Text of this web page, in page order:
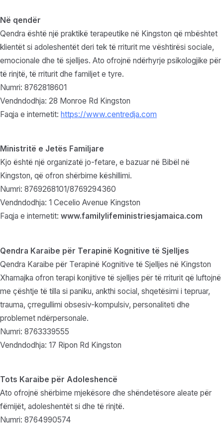
Në qendër
Qendra është një praktikë terapeutike në Kingston që mbështet
klientët si adoleshentët deri tek të rriturit me vështirësi sociale,
emocionale dhe të sjelljes. Ato ofrojnë ndërhyrje psikologjike për
të rinjtë, të rriturit dhe familjet e tyre.
Numri: 8762818601
Vendndodhja: 28 Monroe Rd Kingston
Faqja e internetit: https://www.centredja.com
Ministritë e Jetës Familjare
Kjo është një organizatë jo-fetare, e bazuar në Bibël në
Kingston, që ofron shërbime këshillimi.
Numri: 8769268101/8769294360
Vendndodhja: 1 Cecelio Avenue Kingston
Faqja e internetit: www.familylifeministriesjamaica.com
Qendra Karaibe për Terapinë Kognitive të Sjelljes
Qendra Karaibe për Terapinë Kognitive të Sjelljes në Kingston
Xhamajka ofron terapi konjitive të sjelljes për të rriturit që luftojnë
me çështje të tilla si paniku, ankthi social, shqetësimi i tepruar,
trauma, çrregullimi obsesiv-kompulsiv, personaliteti dhe
problemet ndërpersonale.
Numri: 8763339555
Vendndodhja: 17 Ripon Rd Kingston
Tots Karaibe për Adoleshencë
Ato ofrojnë shërbime mjekësore dhe shëndetësore aleate për
fëmijët, adoleshentët si dhe të rinjtë.
Numri: 8764990574